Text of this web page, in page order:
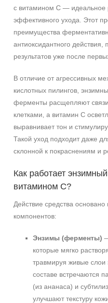
с витамином C — идеальное
эффективного ухода. Этот
преимущества
антиоксидантного
результатов уже после
В отличие от агрессивных
кислотных пилингов,
ферменты расщепляют
клетками, а витамин C
выравнивает тон и
Такой уход подходит даже
склонной к покраснениям и
Как работает
витамином C?
Действие средства
компонентов:
Энзимы (ферменты)
которые мягко
травмируя живые
составе встречаются
(из ананаса) и
улучшают текстуру